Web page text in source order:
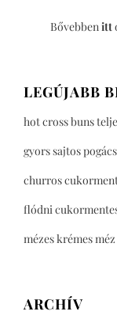
Bővebben itt
LEGÚJABB
hot cross buns
gyors sajtos
churros
flódni
mézes krémes
ARCHÍV